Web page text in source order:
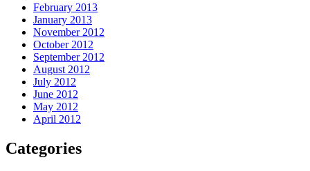
February 2013
January 2013
November 2012
October 2012
September 2012
August 2012
July 2012
June 2012
May 2012
April 2012
Categories